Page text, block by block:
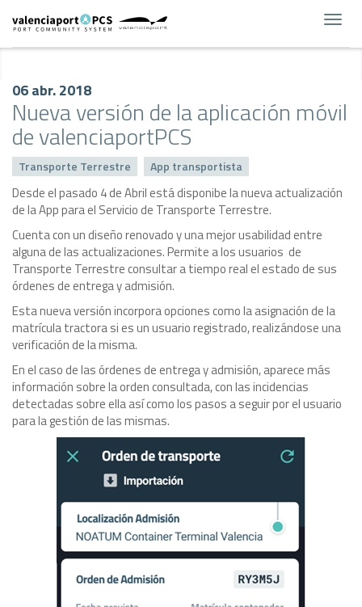
06 abr. 2018
Nueva versión de la aplicación móvil
de valenciaportPCS
Transporte Terrestre App transportista
Desde el pasado 4 de Abril está disponibe la nueva actualización
de la App para el Servicio de Transporte Terrestre.
Cuenta con un diseño renovado y una mejor usabilidad entre
alguna de las actualizaciones. Permite a los usuarios de
Transporte Terrestre consultar a tiempo real el estado de sus
órdenes de entrega y admisión.
Esta nueva versión incorpora opciones como la asignación de la
matrícula tractora si es un usuario registrado, realizándose una
verificación de la misma.
En el caso de las órdenes de entrega y admisión, aparece más
información sobre la orden consultada, con las incidencias
detectadas sobre ella así como los pasos a seguir por el usuario
para la gestión de las mismas.